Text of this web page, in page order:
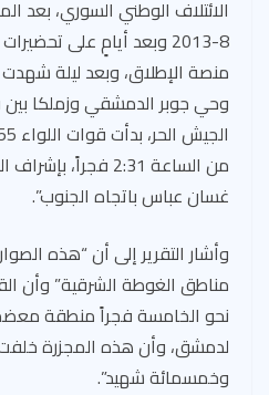
8-2013 وبعد أيامٍ على
منصة الإطلاق، وبعد ليلة
وحي جوبر الدمشقي وزملكا بين
من الساعة 2:31
غسان عباس باتجاه الجنوب”.
وأشار التقرير إلى أن “هذه
مناطق الغوطة الشرقية” وأن
نحو الخامسة فجراً منطقة
لدمشق، وأن هذه المجزرة خلفت
وخمسمائة شهيد”.